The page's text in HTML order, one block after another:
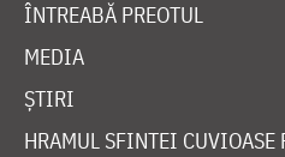
ÎNTREABĂ PREOTUL
MEDIA
ȘTIRI
HRAMUL SFINTEI CUVIOASE